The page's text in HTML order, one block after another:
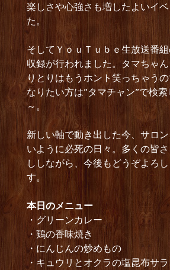
楽しさや心強さも増したよいイ
た。
そしてＹｏｕＴｕｂｅ生放送番
収録が行われました。タマちゃ
りとりはもうホント笑っちゃう
なりたい方は”タマチャン”で検
～。
新しい軸で動き出した今、サロ
いように必死の日々。多くの皆
ししながら、今後もどうぞよろ
す。
本日のメニュー
・グリーンカレー
・鶏の香味焼き
・にんじんの炒めもの
・キュウリとオクラの塩昆布サ